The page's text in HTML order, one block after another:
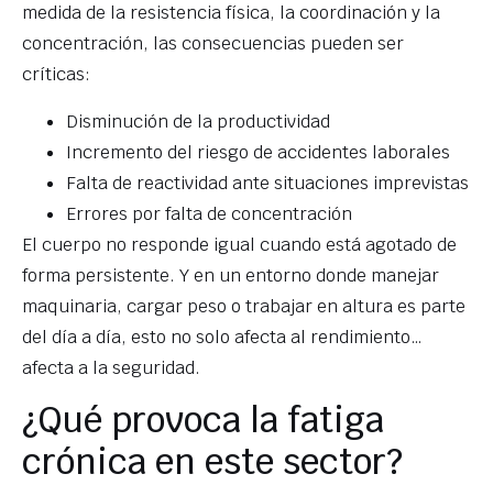
medida de la resistencia física, la coordinación y la
concentración, las consecuencias pueden ser
críticas:
Disminución de la productividad
Incremento del riesgo de accidentes laborales
Falta de reactividad ante situaciones imprevistas
Errores por falta de concentración
El cuerpo no responde igual cuando está agotado de
forma persistente. Y en un entorno donde manejar
maquinaria, cargar peso o trabajar en altura es parte
del día a día, esto no solo afecta al rendimiento…
afecta a la seguridad.
¿Qué provoca la fatiga
crónica en este sector?